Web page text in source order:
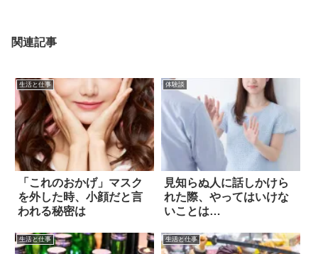
関連記事
生活と仕事
「これのおかげ」マスク
を外した時、小顔だと言
われる秘密は
体験談
見知らぬ人に話しかけら
れた際、やってはいけな
いことは…
生活と仕事 生活と仕事